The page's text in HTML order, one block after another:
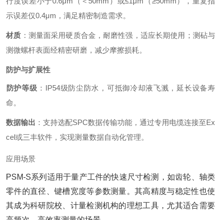
示误差仅0.4μm，满足精密制造需求。
材质 ‌：测量面采用硬质合金，耐磨性强，适应长期使用；测砧与
测微螺杆表面经精密研磨，减少摩擦损耗。
防护与扩展性
防护等级 ‌：IP54级防尘防水，可抵御冷却液飞溅，延长设备寿
命。
数据输出 ‌：支持选配SPC数据传输功能，通过专用电缆连接至Ex
cel或三丰软件，实现测量数据自动化管理。
应用场景
PSM-S系列适用于量产工件的快速尺寸检测，如齿轮、轴类
零件的直径、键槽宽度等参数测量。其高精度与稳定性也使
其成为科研院校、计量检测机构的理想工具，尤其适合需要